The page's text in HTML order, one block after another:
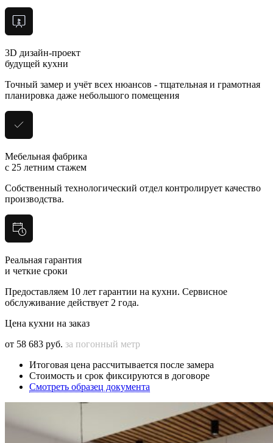
3D дизайн-проект
будущей кухни
Точный замер и учёт всех нюансов - тщательная и грамотная
планировка даже небольшого помещения
Мебельная фабрика
с 25 летним стажем
Собственный технологический отдел контролирует качество
производства.
Реальная гарантия
и четкие сроки
Предоставляем 10 лет гарантии на кухни. Сервисное
обслуживание действует 2 года.
Цена кухни на заказ
от 58 683 руб. за погонный метр
Итоговая цена рассчитывается после замера
Стоимость и срок фиксируются в договоре
Смотреть образец документа